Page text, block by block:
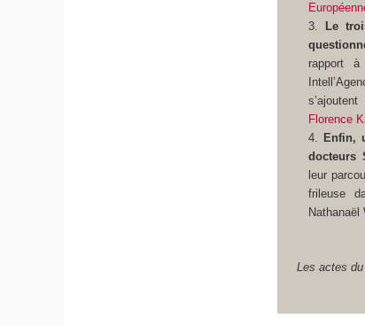
Le
rapport
Florence
Enfin,
docteurs
leur
frileuse
Nathanaël
Les actes